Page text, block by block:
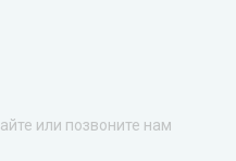
или позвоните нам